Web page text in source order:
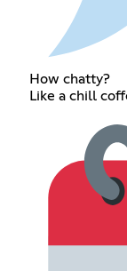
How chatty?
Like a chill